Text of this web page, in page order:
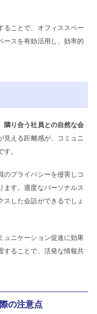
ることで、オフィススペー
ースを有効活用し、効率的
隣り合う社員との自然な会
見える距離感が、コミュニ
。
のプライバシーを侵害しコ
ます。適度なパーソナルス
スした会話ができるでしょ
ュニケーション促進に効果
することで、活発な情報共
の注意点